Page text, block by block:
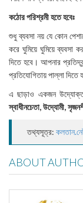
কঠোর পরিশ্রমী হতে হবেঃ
শুধু ব্যবসা নয় যে কোন
করে ঘুমিয়ে ঘুমিয়ে ব্যবসা
দিতে হবে। আপনার
প্রতিযোগিতায় পাল্লা দিতে
এ ছাড়াও একজন
স্বাধীনচেতা, উদ্যোমী,
তথ্যসূত্র:
ABOUT